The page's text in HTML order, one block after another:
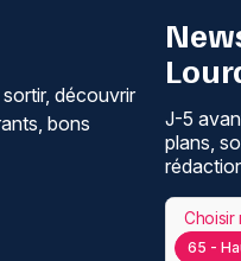
découvrir
bons
J-5
plans,
65 -
Choisir